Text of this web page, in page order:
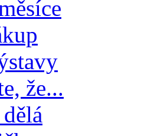
že...